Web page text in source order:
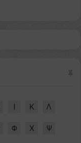
Ι Κ Λ
Φ Χ Ψ